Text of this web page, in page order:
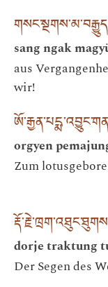
sang ngak
aus
wir!
orgyen
Zum
dorje traktung
Der Segen des